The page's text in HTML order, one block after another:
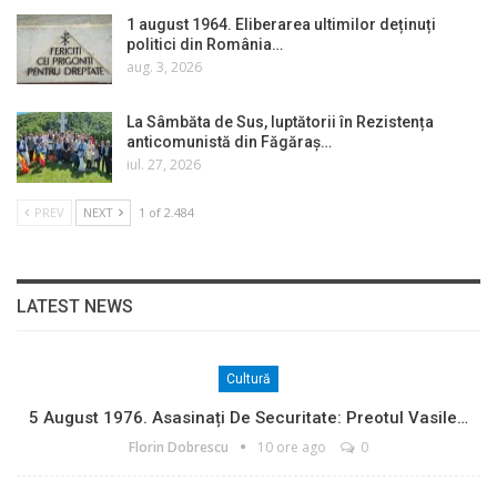
1 august 1964. Eliberarea ultimilor deținuți
politici din România…
aug. 3, 2026
La Sâmbăta de Sus, luptătorii în Rezistența
anticomunistă din Făgăraș…
iul. 27, 2026
PREV NEXT 1 of 2.484
LATEST NEWS
Cultură
5 August 1976. Asasinați De Securitate: Preotul Vasile…
Florin Dobrescu 10 ore ago 0